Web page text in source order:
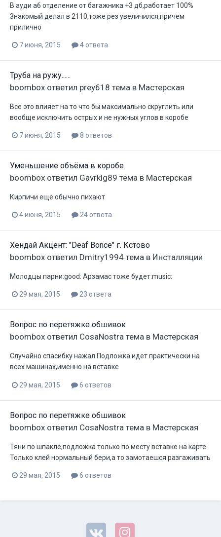
В ауди а6 отделение от багажника +3 дб,работает 100%
Знакомый делал в 2110,тоже рез увеличился,причем
прилично
7 июня, 2015 4 ответа
Труба на ружу......
boombox ответил prey618 тема в Мастерская
Все это влияет на то что бы максимально скруглить или
вообще исключить острых и не нужных углов в коробе
7 июня, 2015 8 ответов
Уменьшение объёма в коробе
boombox ответил Gavrklg89 тема в Мастерская
Кирпичи еще обычно пихают
4 июня, 2015 24 ответа
Хендай Акцент: "Deaf Bonce" г. Кстово
boombox ответил Dmitry1994 тема в Инсталляции
Молодцы парни:good: Арзамас тоже будет:music:
29 мая, 2015 23 ответа
Вопрос по перетяжке обшивок
boombox ответил CosaNostra тема в Мастерская
Случайно спасибку нажал Подложка идет практически на
всех машинах,именно на вставке
29 мая, 2015 6 ответов
Вопрос по перетяжке обшивок
boombox ответил CosaNostra тема в Мастерская
Тяни по шпакле,подложка только по месту вставке на карте
Только клей нормальный бери,а то замотаешся разгаживать
29 мая, 2015 6 ответов